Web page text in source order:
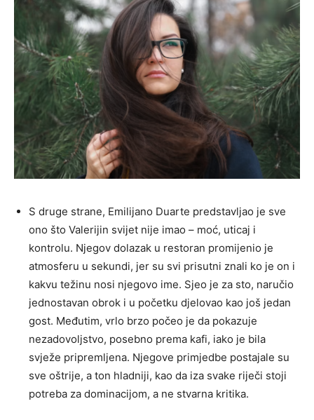
S druge strane, Emilijano Duarte predstavljao je sve
ono što Valerijin svijet nije imao – moć, uticaj i
kontrolu. Njegov dolazak u restoran promijenio je
atmosferu u sekundi, jer su svi prisutni znali ko je on i
kakvu težinu nosi njegovo ime. Sjeo je za sto, naručio
jednostavan obrok i u početku djelovao kao još jedan
gost. Međutim, vrlo brzo počeo je da pokazuje
nezadovoljstvo, posebno prema kafi, iako je bila
svježe pripremljena. Njegove primjedbe postajale su
sve oštrije, a ton hladniji, kao da iza svake riječi stoji
potreba za dominacijom, a ne stvarna kritika.